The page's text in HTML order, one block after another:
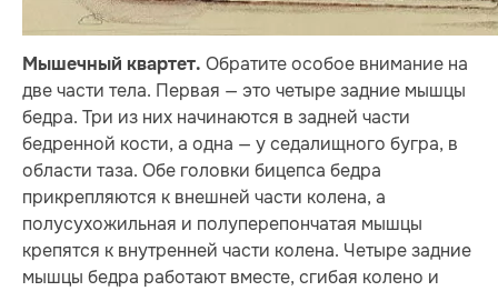
Мышечный квартет. Обратите особое внимание на
две части тела. Первая — это четыре задние мышцы
бедра. Три из них начинаются в задней части
бедренной кости, а одна — у седалищного бугра, в
области таза. Обе головки бицепса бедра
прикрепляются к внешней части колена, а
полусухожильная и полуперепончатая мышцы
крепятся к внутренней части колена. Четыре задние
мышцы бедра работают вместе, сгибая колено и